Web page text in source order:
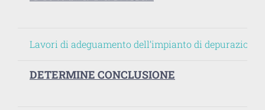
Lavori di adeguamento dell’impianto di depurazione
DETERMINE CONCLUSIONE